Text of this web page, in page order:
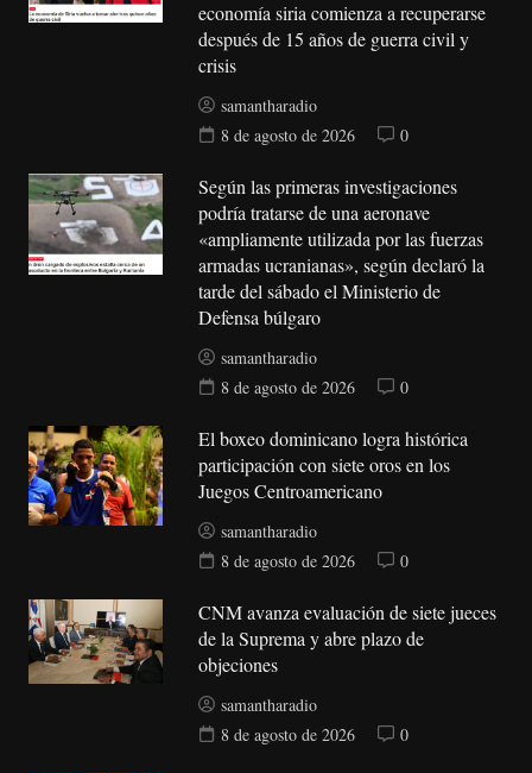
economía siria comienza a recuperarse
después de 15 años de guerra civil y
crisis
samantharadio
8 de agosto de 2026
0
Según las primeras investigaciones
podría tratarse de una aeronave
«ampliamente utilizada por las fuerzas
armadas ucranianas», según declaró la
tarde del sábado el Ministerio de
Defensa búlgaro
samantharadio
8 de agosto de 2026
0
El boxeo dominicano logra histórica
participación con siete oros en los
Juegos Centroamericano
samantharadio
8 de agosto de 2026
0
CNM avanza evaluación de siete jueces
de la Suprema y abre plazo de
objeciones
samantharadio
8 de agosto de 2026
0